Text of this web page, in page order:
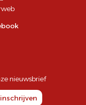
nieuwsbrief
inschrijven